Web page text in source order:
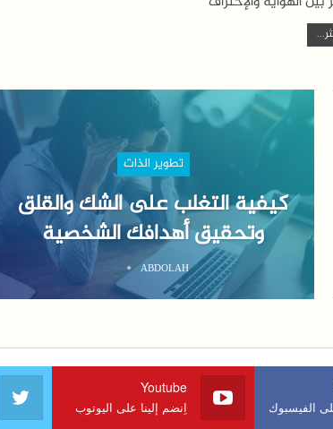
تطوير الذات
كيفية التغلب على الشك والقلق
وتحقيق أهدافك الشخصية
ABDOLAH
الفيسبوك
Youtube
اِنضم إلينا على اليوتوب